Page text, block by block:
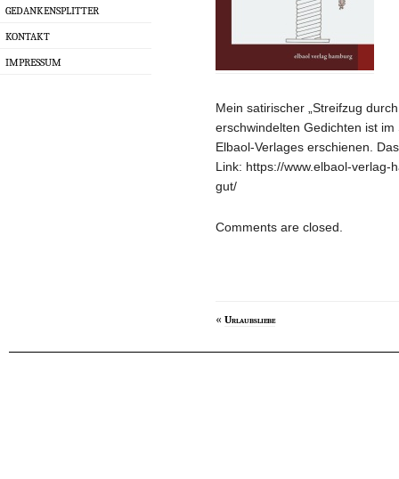
GEDANKENSPLITTER
KONTAKT
IMPRESSUM
Mein satirischer „Streifzug
erschwindelten Gedichten ist im
Elbaol-Verlages erschienen.
Link: https://www.elbaol-
gut/
Comments are closed.
« Urlaubsliebe